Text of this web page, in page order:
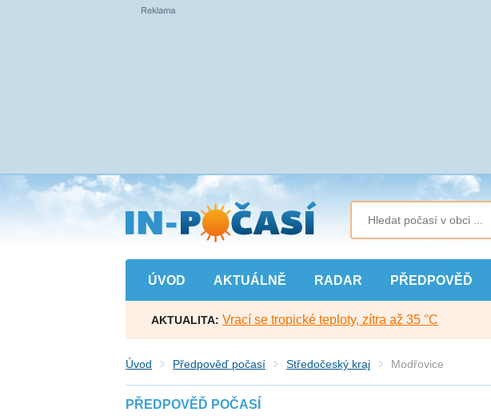
Přejít
na
hlavní
obsah
ÚVOD AKTUÁLNĚ RADAR PŘEDPOVĚĎ
AKTUALITA: Vrací se tropické teploty, zítra až 35 °C
Úvod Předpověď počasí Středočeský kraj Modřovice
PŘEDPOVĚĎ POČASÍ